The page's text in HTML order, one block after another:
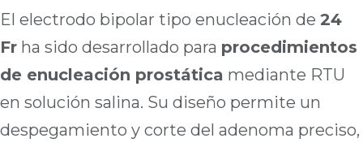
El electrodo bipolar tipo enucleación de 24
Fr ha sido desarrollado para procedimientos
de enucleación prostática mediante RTU
en solución salina. Su diseño permite un
despegamiento y corte del adenoma preciso,